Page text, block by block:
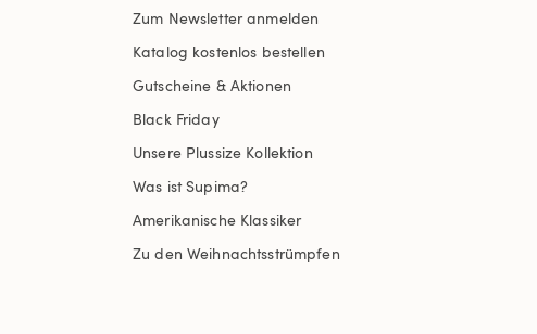
Zum Newsletter anmelden
Katalog kostenlos bestellen
Gutscheine & Aktionen
Black Friday
Unsere Plussize Kollektion
Was ist Supima?
Amerikanische Klassiker
Zu den Weihnachtsstrümpfen